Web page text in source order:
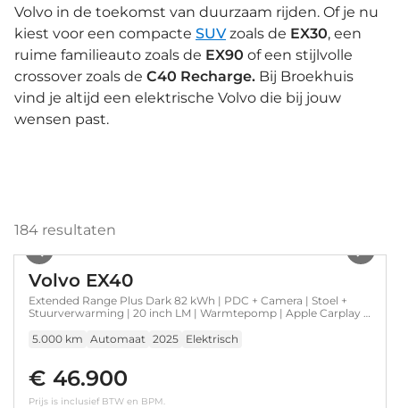
Volvo in de toekomst van duurzaam rijden. Of je nu
kiest voor een compacte SUVzoals de EX30, een
ruime familieauto zoals de EX90 of een stijlvolle
crossover zoals de C40 Recharge. Bij Broekhuis
vind je altijd een elektrische Volvo die bij jouw
wensen past.
184 resultaten
Volvo EX40
Extended Range Plus Dark 82 kWh | PDC + Camera | Stoel +
Stuurverwarming | 20 inch LM | Warmtepomp | Apple Carplay -
5.000 km Automaat 2025 Elektrisch
€ 46.900
Prijs is inclusief BTW en BPM.